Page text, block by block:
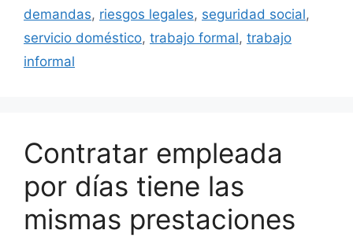
demandas, riesgos legales, seguridad social,
servicio doméstico, trabajo formal, trabajo
informal
Contratar empleada
por días tiene las
mismas prestaciones